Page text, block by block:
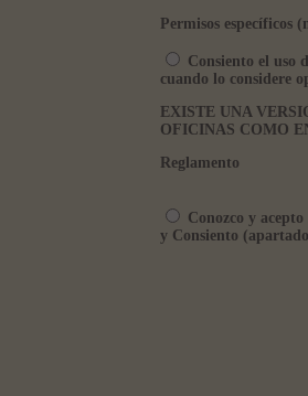
Permisos
Consiento el uso
cuando lo considere
EXISTE UNA
OFICINAS COMO
Reglamento
Conozco y
y Consiento